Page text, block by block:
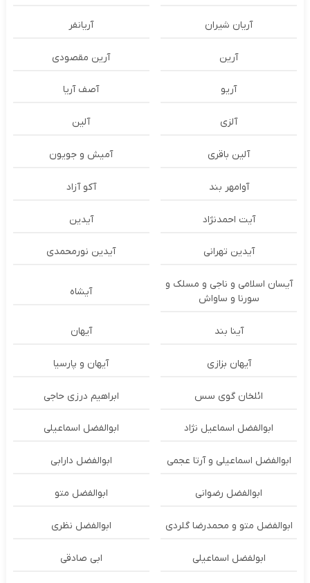
آریان شیران آریانفر
آرین آرین مقصودی
آریو آصف آریا
آلزی آلین
آلین باقری آمیش و جویون
آوامهر بند آکو آزاد
آیت احمدنژاد آیدین
آیدین تهرانی آیدین نورمحمدی
آیسان اسلامی و ناجی و مسلک و
سورنا و ساواش
آیشاه
آینا بند آیهان
آیهان بزازی آیهان و پارسیا
ائلخان گوی سس ابراهیم درزی حاجی
ابوالفضل اسماعیل نژاد ابوالفضل اسماعیلی
ابوالفضل اسماعیلی و آرتا عجمی ابوالفضل دارابی
ابوالفضل رضوانی ابوالفضل متو
ابوالفضل متو و محمدرضا گلردی ابوالفضل نظری
ابولفضل اسماعیلی ابی صادقی